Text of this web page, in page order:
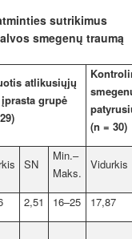
sutrikimus
smegenų traumą
atlikusiųjų
grupė
(n = 30)
SN
Min.–
Maks.
Vidurkis
2,51 16–25
17,87